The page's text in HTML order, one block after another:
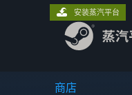
商店
安装蒸汽平台